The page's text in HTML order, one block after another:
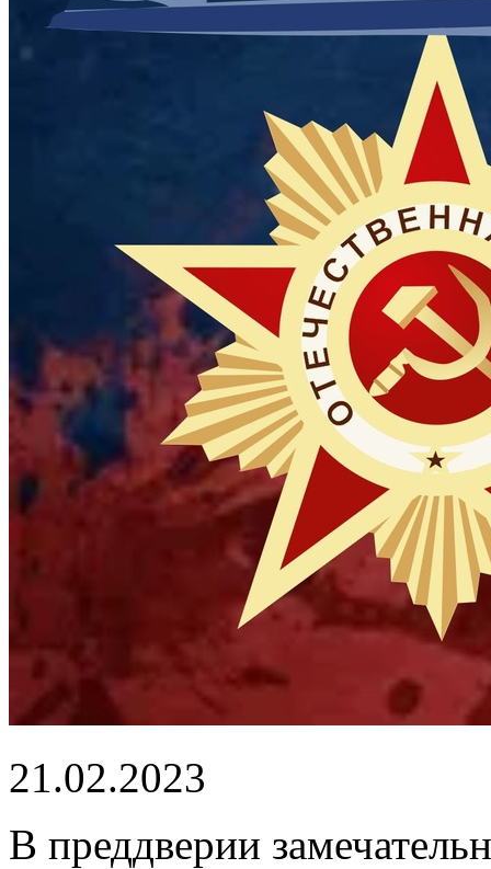
21.02.2023
В преддверии